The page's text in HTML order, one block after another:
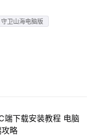
守卫山海电脑版
端下载安装教程 电脑
略